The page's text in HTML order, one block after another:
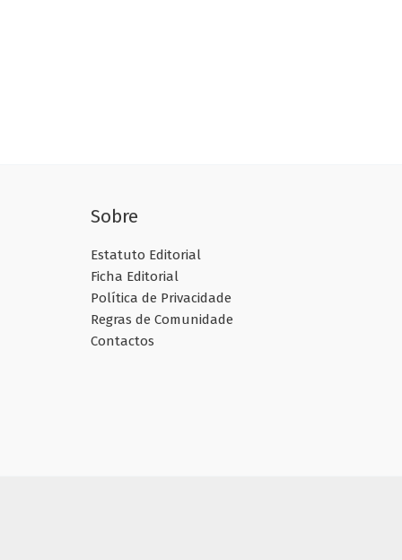
Sobre
Estatuto Editorial
Ficha Editorial
Política de Privacidade
Regras de Comunidade
Contactos